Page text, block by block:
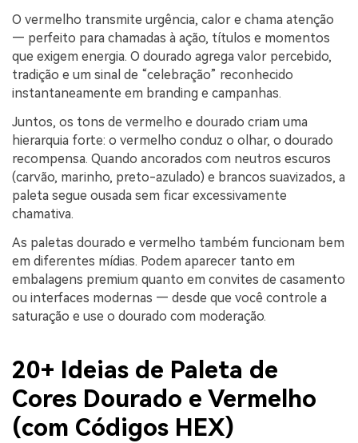
O vermelho transmite urgência, calor e chama atenção
— perfeito para chamadas à ação, títulos e momentos
que exigem energia. O dourado agrega valor percebido,
tradição e um sinal de “celebração” reconhecido
instantaneamente em branding e campanhas.
Juntos, os tons de vermelho e dourado criam uma
hierarquia forte: o vermelho conduz o olhar, o dourado
recompensa. Quando ancorados com neutros escuros
(carvão, marinho, preto-azulado) e brancos suavizados, a
paleta segue ousada sem ficar excessivamente
chamativa.
As paletas dourado e vermelho também funcionam bem
em diferentes mídias. Podem aparecer tanto em
embalagens premium quanto em convites de casamento
ou interfaces modernas — desde que você controle a
saturação e use o dourado com moderação.
20+ Ideias de Paleta de
Cores Dourado e Vermelho
(com Códigos HEX)